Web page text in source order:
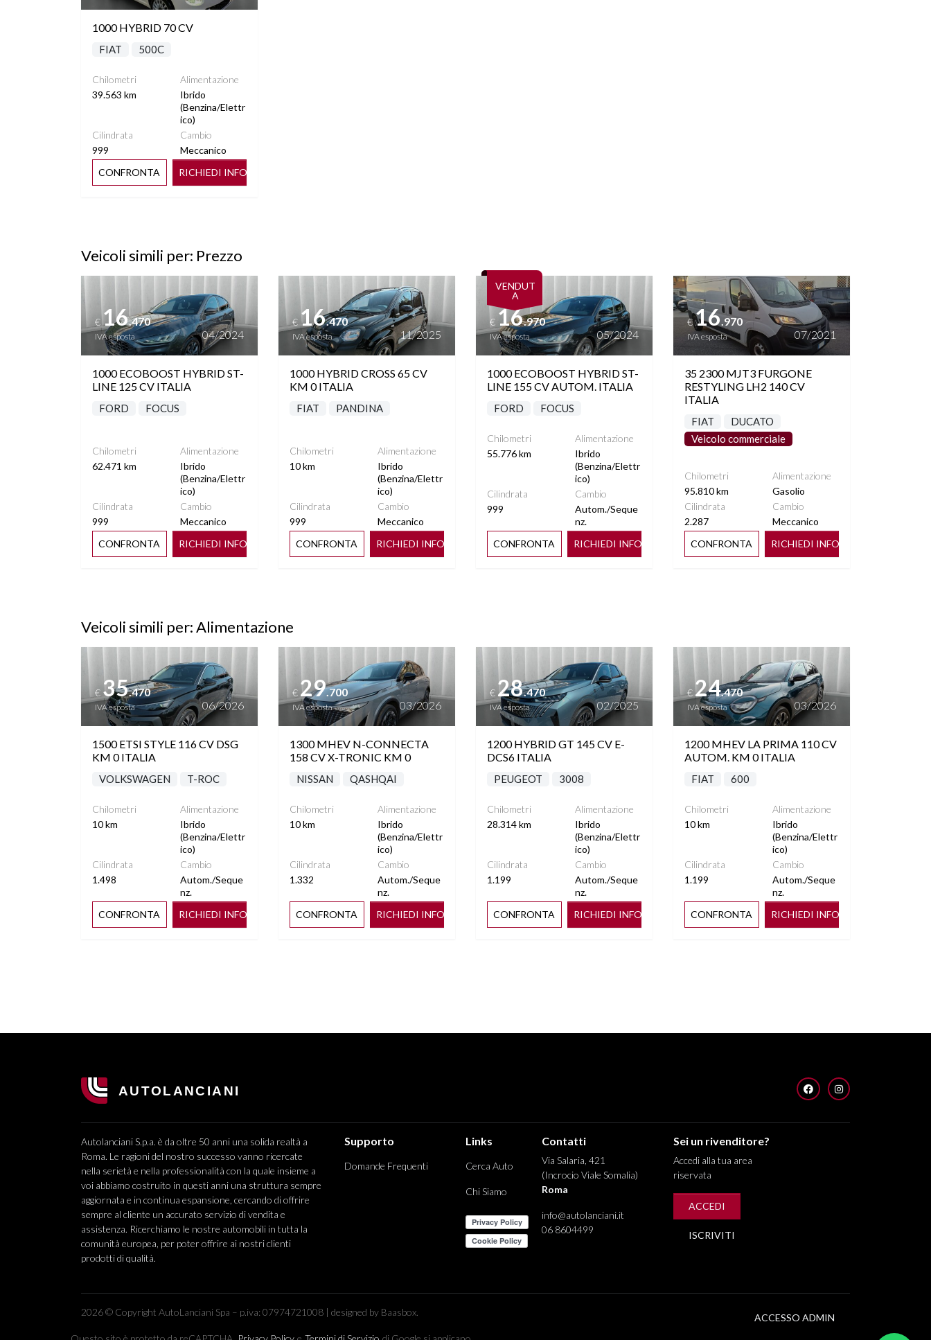
1000 HYBRID 70 CV
FIAT 500C
Chilometri
39.563 km
Alimentazione
Ibrido
(Benzina/Elettr
ico)
Cilindrata
999
Cambio
Meccanico
CONFRONTA
RICHIEDI INFO
Veicoli simili per: Prezzo
Vedi dettagli
€16.470
IVA esposta 04/2024
1000 ECOBOOST HYBRID ST-
LINE 125 CV ITALIA
FORD FOCUS
Chilometri
62.471 km
Alimentazione
Ibrido
(Benzina/Elettr
ico)
Cilindrata
999
Cambio
Meccanico
CONFRONTA
RICHIEDI INFO
Vedi dettagli
€16.470
IVA esposta 11/2025
1000 HYBRID CROSS 65 CV
KM 0 ITALIA
FIAT PANDINA
Chilometri
10 km
Alimentazione
Ibrido
(Benzina/Elettr
ico)
Cilindrata
999
Cambio
Meccanico
CONFRONTA
RICHIEDI INFO
VENDUT
A
Vedi dettagli
€16.970
IVA esposta 05/2024
1000 ECOBOOST HYBRID ST-
LINE 155 CV AUTOM. ITALIA
FORD FOCUS
Chilometri
55.776 km
Alimentazione
Ibrido
(Benzina/Elettr
ico)
Cilindrata
999
Cambio
Autom./Seque
nz.
CONFRONTA
RICHIEDI INFO
Vedi dettagli
€16.970
IVA esposta 07/2021
35 2300 MJT3 FURGONE
RESTYLING LH2 140 CV
ITALIA
FIAT
DUCATO
Veicolo commerciale
Chilometri
95.810 km
Alimentazione
Gasolio
Cilindrata
2.287
Cambio
Meccanico
CONFRONTA
RICHIEDI INFO
Veicoli simili per: Alimentazione
Vedi dettagli
€35.470
IVA esposta 06/2026
1500 ETSI STYLE 116 CV DSG
KM 0 ITALIA
VOLKSWAGEN T-ROC
Chilometri
10 km
Alimentazione
Ibrido
(Benzina/Elettr
ico)
Cilindrata
1.498
Cambio
Autom./Seque
nz.
CONFRONTA
RICHIEDI INFO
Vedi dettagli
€29.700
IVA esposta 03/2026
1300 MHEV N-CONNECTA
158 CV X-TRONIC KM 0
NISSAN QASHQAI
Chilometri
10 km
Alimentazione
Ibrido
(Benzina/Elettr
ico)
Cilindrata
1.332
Cambio
Autom./Seque
nz.
CONFRONTA
RICHIEDI INFO
Vedi dettagli
€28.470
IVA esposta 02/2025
1200 HYBRID GT 145 CV E-
DCS6 ITALIA
PEUGEOT 3008
Chilometri
28.314 km
Alimentazione
Ibrido
(Benzina/Elettr
ico)
Cilindrata
1.199
Cambio
Autom./Seque
nz.
CONFRONTA
RICHIEDI INFO
Vedi dettagli
€24.470
IVA esposta 03/2026
1200 MHEV LA PRIMA 110 CV
AUTOM. KM 0 ITALIA
FIAT 600
Chilometri
10 km
Alimentazione
Ibrido
(Benzina/Elettr
ico)
Cilindrata
1.199
Cambio
Autom./Seque
nz.
CONFRONTA
RICHIEDI INFO
FACEBOOKINSTAGRAM
Autolanciani S.p.a. è da oltre 50 anni una solida realtà a
Roma. Le ragioni del nostro successo vanno ricercate
nella serietà e nella professionalità con la quale insieme a
voi abbiamo costruito in questi anni una struttura sempre
aggiornata e in continua espansione, cercando di offrire
sempre al cliente un accurato servizio di vendita e
assistenza. Ricerchiamo le nostre automobili in tutta la
comunità europea, per poter offrire ai nostri clienti
prodotti di qualità.
Supporto
Domande Frequenti
Links
Cerca Auto
Chi Siamo
Contatti
Via Salaria, 421
(Incrocio Viale Somalia)
Roma
info@autolanciani.it
06 8604499
Sei un rivenditore?
Accedi alla tua area
riservata
ACCEDI
ISCRIVITI
2026 © Copyright AutoLanciani Spa – p.iva: 07974721008 | designed by Baasbox.
ACCESSO ADMIN